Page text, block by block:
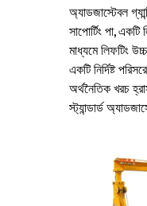
অ্যাডজাস্টেবল
সাপোর্টিং পা,
মাধ্যমে লিফটিং
একটি নির্দিষ্ট
অর্থনৈতিক খরচ
স্ট্যান্ডার্ড